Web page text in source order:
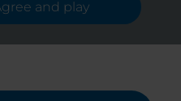
and play